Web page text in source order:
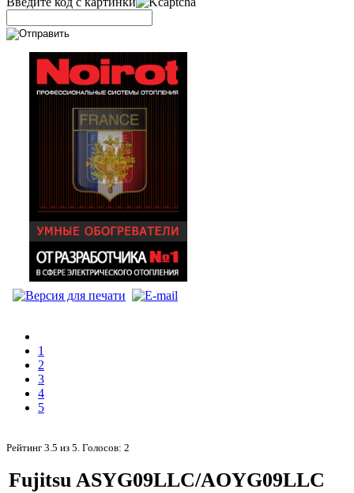
1
2
3
4
5
Рейтинг 3.5 из 5. Голосов: 2
Fujitsu ASYG09LLC/AOYG09LLC